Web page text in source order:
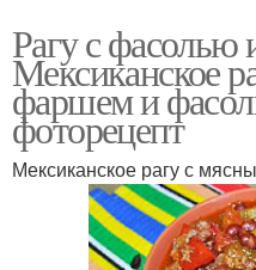
Рагу с
Мексиканское
фаршем и
фоторецепт
Мексиканское рагу с